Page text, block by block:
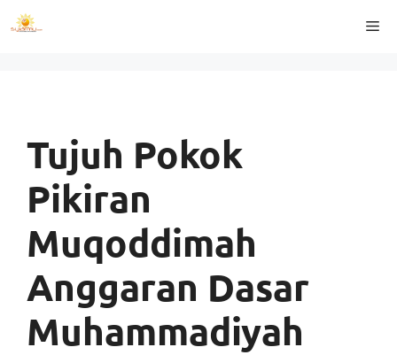
Langsung
ke
Tujuh Pokok
Pikiran
Muqoddimah
Anggaran Dasar
Muhammadiyah